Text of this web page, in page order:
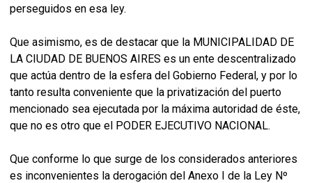
perseguidos en esa ley.
Que asimismo, es de destacar que la MUNICIPALIDAD DE
LA CIUDAD DE BUENOS AIRES es un ente descentralizado
que actúa dentro de la esfera del Gobierno Federal, y por lo
tanto resulta conveniente que la privatización del puerto
mencionado sea ejecutada por la máxima autoridad de éste,
que no es otro que el PODER EJECUTIVO NACIONAL.
Que conforme lo que surge de los considerados anteriores
es inconvenientes la derogación del Anexo I de la Ley Nº